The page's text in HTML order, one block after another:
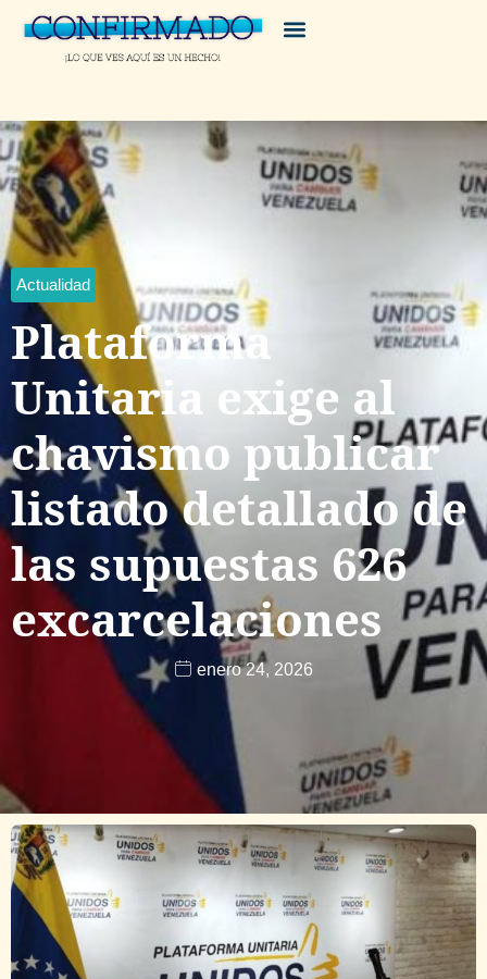
Actualidad
Plataforma
Unitaria exige al
chavismo publicar
listado detallado de
las supuestas 626
excarcelaciones
enero 24, 2026